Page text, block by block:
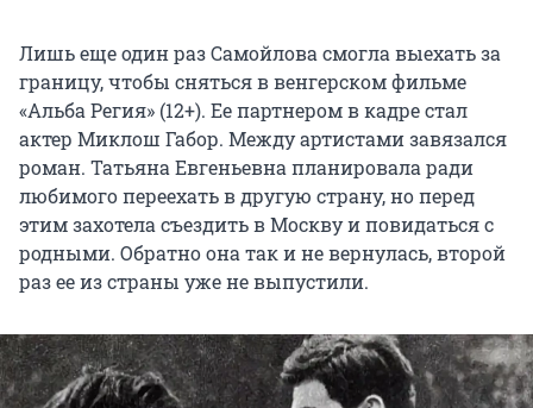
Лишь еще один раз Самойлова смогла выехать за
границу, чтобы сняться в венгерском фильме
«Альба Регия» (12+). Ее партнером в кадре стал
актер Миклош Габор. Между артистами завязался
роман. Татьяна Евгеньевна планировала ради
любимого переехать в другую страну, но перед
этим захотела съездить в Москву и повидаться с
родными. Обратно она так и не вернулась, второй
раз ее из страны уже не выпустили.